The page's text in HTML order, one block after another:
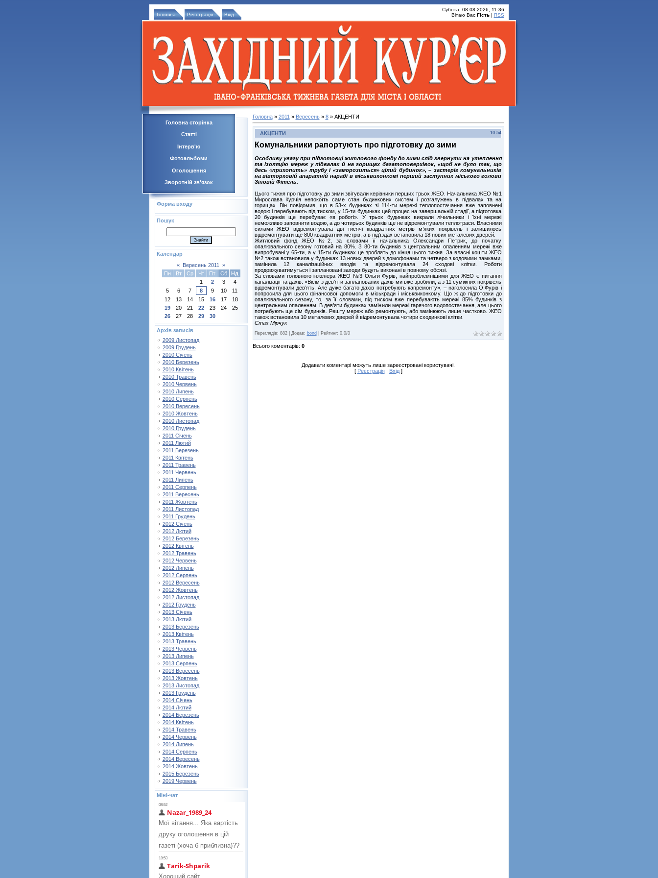
Головна Реєстрація Вхід
Субота, 08.08.2026, 11:36
Вітаю Вас Гість| RSS
Головна сторінка
Статті
Інтерв'ю
Фотоальбоми
Оголошення
Зворотній зв'язок
Форма входу
Пошук
Календар
« Вересень 2011
»
Пн
Вт Ср Чт Пт Сб
Нд
1
2 3
4
5
6 7 8 9 10
11
12
13 14 15 16 17
18
19
20 21 22 23 24
25
26
27 28 29 30
Архів записів
2009 Листопад
2009 Грудень
2010 Січень
2010 Березень
2010 Квітень
2010 Травень
2010 Червень
2010 Липень
2010 Серпень
2010 Вересень
2010 Жовтень
2010 Листопад
2010 Грудень
2011 Січень
2011 Лютий
2011 Березень
2011 Квітень
2011 Травень
2011 Червень
2011 Липень
2011 Серпень
2011 Вересень
2011 Жовтень
2011 Листопад
2011 Грудень
2012 Січень
2012 Лютий
2012 Березень
2012 Квітень
2012 Травень
2012 Червень
2012 Липень
2012 Серпень
2012 Вересень
2012 Жовтень
2012 Листопад
2012 Грудень
2013 Січень
2013 Лютий
2013 Березень
2013 Квітень
2013 Травень
2013 Червень
2013 Липень
2013 Серпень
2013 Вересень
2013 Жовтень
2013 Листопад
2013 Грудень
2014 Січень
2014 Лютий
2014 Березень
2014 Квітень
2014 Травень
2014 Червень
2014 Липень
2014 Серпень
2014 Вересень
2014 Жовтень
2015 Березень
2019 Червень
Міні-чат
Головна» 2011 » Вересень » 8» АКЦЕНТИ
10:54
АКЦЕНТИ
Комунальники рапортують про підготовку до зими
Особливу увагу при підготовці житлового фонду до зими слід звернути на утеплення
та ізоляцію мереж у підвалах й на горищах багатоповерхівок, «щоб не було так, що
десь «прихопить» трубу і «заморозиться» цілий будинок», – застеріг комунальників
на вівторковій апаратній нараді в міськвиконкомі перший заступник міського голови
Зіновій Фітель.
Цього тижня про підготовку до зими звітували керівники перших трьох ЖЕО. Начальника ЖЕО №1
Мирослава Курчія непокоїть саме стан будинкових систем і розгалужень в підвалах та на
горищах. Він повідомив, що в 53-х будинках зі 114-ти мережі теплопостачання вже заповнені
водою і перебувають під тиском, у 15-ти будинках цей процес на завершальній стадії, а підготовка
20 будинків ще перебуває «в роботі». У трьох будинках викрали лічильники і їхні мережі
неможливо заповнити водою, а до чотирьох будинків ще не відремонтували теплотраси. Власними
силами ЖЕО відремонтувала дві тисячі квадратних метрів м’яких покрівель і залишилось
відремонтувати ще 800 квадратних метрів, а в під’їздах встановила 18 нових металевих дверей.
Житловий фонд ЖЕО №2, за словами її начальника Олександри Петрик, до початку
опалювального сезону готовий на 80%. З 80-ти будинків з центральним опаленням мережі вже
випробувані у 65-ти, а у 15-ти будинках це зроблять до кінця цього тижня. За власні кошти ЖЕО
№2 також встановила у будинках 13 нових дверей з домофонами та четверо з кодовими замками,
замінила 12 каналізаційних вводів та відремонтувала 24 сходові клітки. Роботи
продовжуватимуться і заплановані заходи будуть виконані в повному обсязі.
За словами головного інженера ЖЕО №3 Ольги Фурів, найпроблемнішими для ЖЕО є питання
каналізації та дахів. «Вісім з дев’яти запланованих дахів ми вже зробили, а з 11 суміжних покрівель
відремонтували дев’ять. Але дуже багато дахів потребують капремонту», – наголосила О.Фурів і
попросила для цього фінансової допомоги в міськради і міськвиконкому. Що ж до підготовки до
опалювального сезону, то, за її словами, під тиском вже перебувають мережі 85% будинків з
центральним опаленням. В дев’яти будинках замінили мережі гарячого водопостачання, але цього
потребують ще сім будинків. Решту мереж або ремонтують, або замінюють лише частково. ЖЕО
також встановила 10 металевих дверей й відремонтувала чотири сходинкові клітки.
Стах Мірчук
Переглядів: 882| Додав: bond Рейтинг: 0.0/0
Всього коментарів: 0
Додавати коментарі можуть лише зареєстровані користувачі.
[ Реєстрація| Вхід]